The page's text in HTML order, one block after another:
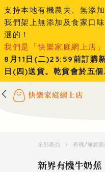
支持本地有機農夫、無添加
我們架上無添加及食家口
選的！
我們是「快樂家庭網上店」
8月11日(二)23:59前訂購
日(四)送貨。乾貨會於五個
全部產品 › 有機/無農藥
新界有機牛奶蕉